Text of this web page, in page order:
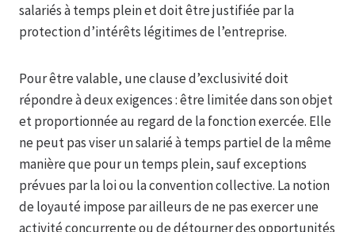
salariés à temps plein et doit être justifiée par la
protection d’intérêts légitimes de l’entreprise.
Pour être valable, une clause d’exclusivité doit
répondre à deux exigences : être limitée dans son objet
et proportionnée au regard de la fonction exercée. Elle
ne peut pas viser un salarié à temps partiel de la même
manière que pour un temps plein, sauf exceptions
prévues par la loi ou la convention collective. La notion
de loyauté impose par ailleurs de ne pas exercer une
activité concurrente ou de détourner des opportunités